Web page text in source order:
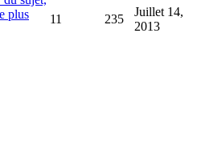
11 235
Juillet 14,
2013